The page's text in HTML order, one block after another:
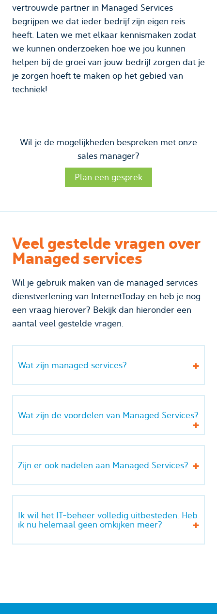
vertrouwde partner in Managed Services
begrijpen we dat ieder bedrijf zijn eigen reis
heeft. Laten we met elkaar kennismaken zodat
we kunnen onderzoeken hoe we jou kunnen
helpen bij de groei van jouw bedrijf zorgen dat je
je zorgen hoeft te maken op het gebied van
techniek!
Wil je de mogelijkheden bespreken met onze
sales manager?
Plan een gesprek
Veel gestelde vragen over
Managed services
Wil je gebruik maken van de managed services
dienstverlening van InternetToday en heb je nog
een vraag hierover? Bekijk dan hieronder een
aantal veel gestelde vragen.
Wat zijn managed services?
Wat zijn de voordelen van Managed Services?
Zijn er ook nadelen aan Managed Services?
Ik wil het IT-beheer volledig uitbesteden. Heb
ik nu helemaal geen omkijken meer?